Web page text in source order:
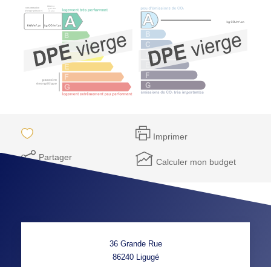
Imprimer
Partager Calculer mon budget
36 Grande Rue
86240 Ligugé